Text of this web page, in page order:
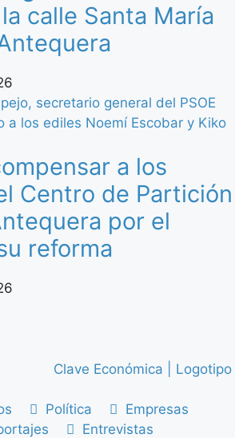
calle Santa María
a los
Centro de Partición
por el
reforma
Política
Empresas
Entrevistas